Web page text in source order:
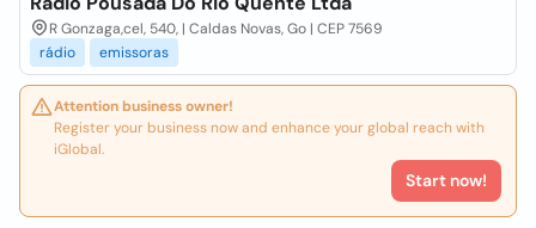
R Gonzaga,cel, 540, | Caldas Novas, Go | CEP 7569
rádio
emissoras
Attention business owner!
Register your business now and enhance your global reach with
iGlobal.
Start now!